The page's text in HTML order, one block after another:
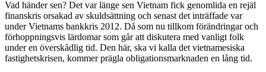
Vad händer sen? Det var länge sen Vietnam fick genomlida en rejäl
finanskris orsakad av skuldsättning och senast det inträffade var
under Vietnams bankkris 2012. Då som nu tillkom förändringar och
förhoppningsvis lärdomar som går att diskutera med vanligt folk
under en överskådlig tid. Den här, ska vi kalla det vietnamesiska
fastighetskrisen, kommer prägla obligationsmarknaden en lång tid.